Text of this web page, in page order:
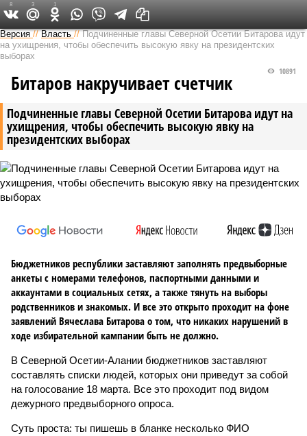
Версия на Кавказе
Версия //Власть //Подчиненные главы Северной Осетии Битарова идут
на ухищрения, чтобы обеспечить высокую явку на президентских
выборах
Подчиненные главы Северной Осетии Битарова идут на
ухищрения, чтобы обеспечить высокую явку на
президентских выборах
10891
Битаров накручивает счетчик
Бюджетников республики заставляют заполнять предвыборные
анкеты с номерами телефонов, паспортными данными и
аккаунтами в социальных сетях, а также тянуть на выборы
родственников и знакомых. И все это открыто проходит на фоне
заявлений Вячеслава Битарова о том, что никаких нарушений в
ходе избирательной кампании быть не должно.
В Северной Осетии-Алании бюджетников заставляют
составлять списки людей, которых они приведут за собой
на голосование 18 марта. Все это проходит под видом
дежурного предвыборного опроса.
Суть проста: ты пишешь в бланке несколько ФИО
8 3 1